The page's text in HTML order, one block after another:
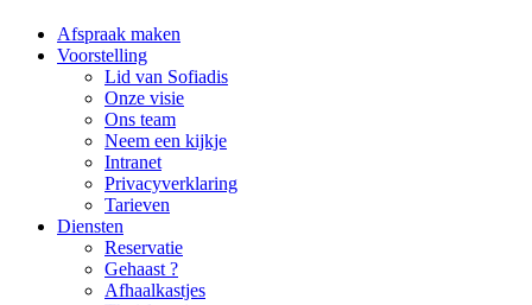
Afspraak maken
Voorstelling
Lid van Sofiadis
Onze visie
Ons team
Neem een kijkje
Intranet
Privacyverklaring
Tarieven
Diensten
Reservatie
Gehaast ?
Afhaalkastjes